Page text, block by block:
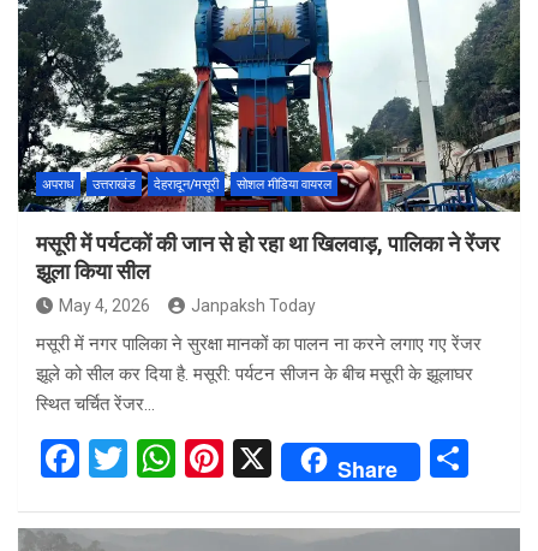
अपराध उत्तराखंड देहरादून/मसूरी सोशल मीडिया वायरल
मसूरी में पर्यटकों की जान से हो रहा था खिलवाड़, पालिका ने रेंजर
झूला किया सील
May 4, 2026 Janpaksh Today
मसूरी में नगर पालिका ने सुरक्षा मानकों का पालन ना करने लगाए गए रेंजर
झूले को सील कर दिया है. मसूरी: पर्यटन सीजन के बीच मसूरी के झूलाघर
स्थित चर्चित रेंजर…
F
ce
T
tt
W
at
Pi
er
X Share
ar